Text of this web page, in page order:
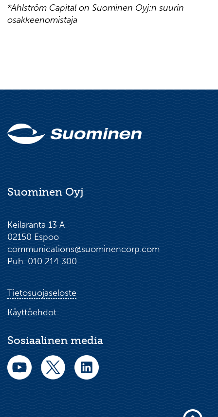
*Ahlström Capital on Suominen Oyj:n suurin
osakkeenomistaja
Suominen Oyj
Keilaranta 13 A
02150 Espoo
communications@suominencorp.com
Puh. 010 214 300
Tietosuojaseloste
Käyttöehdot
Sosiaalinen media